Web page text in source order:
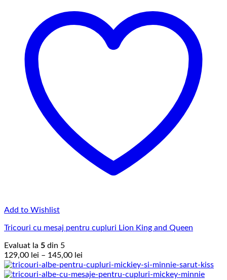
Add to Wishlist
Tricouri cu mesaj pentru cupluri Lion King and Queen
Evaluat la 5 din 5
129,00 lei – 145,00 lei
de
prețuri: